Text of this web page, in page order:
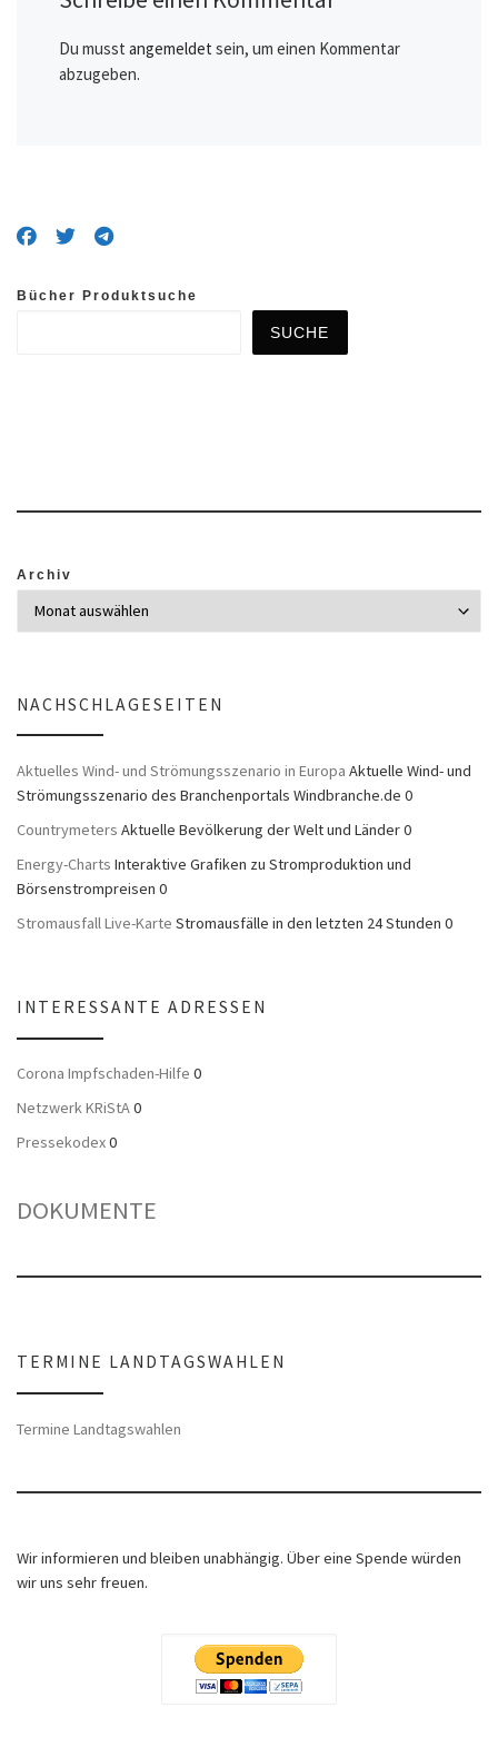
Du musst angemeldet sein, um einen Kommentar
abzugeben.
Bücher Produktsuche
SUCHE
Archiv
NACHSCHLAGESEITEN
Aktuelles Wind- und Strömungsszenario in Europa Aktuelle Wind- und
Strömungsszenario des Branchenportals Windbranche.de 0
Countrymeters Aktuelle Bevölkerung der Welt und Länder 0
Energy-Charts Interaktive Grafiken zu Stromproduktion und
Börsenstrompreisen 0
Stromausfall Live-Karte Stromausfälle in den letzten 24 Stunden 0
INTERESSANTE ADRESSEN
Corona Impfschaden-Hilfe 0
Netzwerk KRiStA0
Pressekodex0
DOKUMENTE
TERMINE LANDTAGSWAHLEN
Termine Landtagswahlen
Wir informieren und bleiben unabhängig. Über eine Spende würden
wir uns sehr freuen.